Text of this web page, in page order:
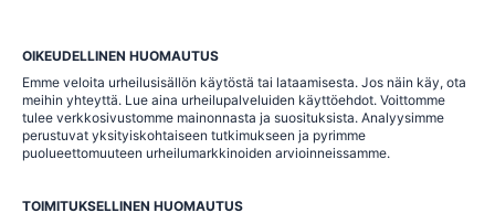
OIKEUDELLINEN HUOMAUTUS
Emme veloita urheilusisällön käytöstä tai lataamisesta. Jos näin käy, ota
meihin yhteyttä. Lue aina urheilupalveluiden käyttöehdot. Voittomme
tulee verkkosivustomme mainonnasta ja suosituksista. Analyysimme
perustuvat yksityiskohtaiseen tutkimukseen ja pyrimme
puolueettomuuteen urheilumarkkinoiden arvioinneissamme.
TOIMITUKSELLINEN HUOMAUTUS